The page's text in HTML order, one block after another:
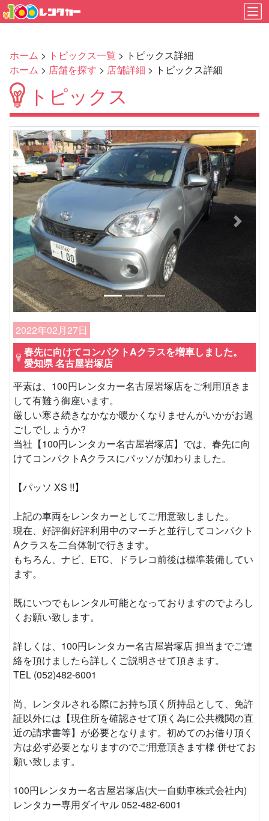
ホーム > トピックス一覧 > トピックス詳細
ホーム > 店舗を探す > 店舗詳細 > トピックス詳細
トピックス
Previous Next
2022年02月27日
春先に向けてコンパクトAクラスを増車しました。
愛知県 名古屋岩塚店
平素は、100円レンタカー名古屋岩塚店をご利用頂きま
して有難う御座います。
厳しい寒さ続きなかなか暖かくなりませんがいかがお過
ごしでしょうか?
当社【100円レンタカー名古屋岩塚店】では、春先に向
けてコンパクトAクラスにパッソが加わりました。
【パッソ XS !!】
上記の車両をレンタカーとしてご用意致しました。
現在、好評御好評利用中のマーチと並行してコンパクト
Aクラスを二台体制で行きます。
もちろん、ナビ、ETC、ドラレコ前後は標準装備してい
ます。
既にいつでもレンタル可能となっておりますのでよろし
くお願い致します。
詳しくは、100円レンタカー名古屋岩塚店 担当までご連
絡を頂けましたら詳しくご説明させて頂きます。
TEL (052)482-6001
尚、レンタルされる際にお持ち頂く所持品として、免許
証以外には【現住所を確認させて頂く為に公共機関の直
近の請求書等】が必要となります。初めてのお借り頂く
方は必ず必要となりますのでご用意頂きます様 併せてお
願い致します。
100円レンタカー名古屋岩塚店(大一自動車株式会社内)
レンタカー専用ダイヤル 052-482-6001